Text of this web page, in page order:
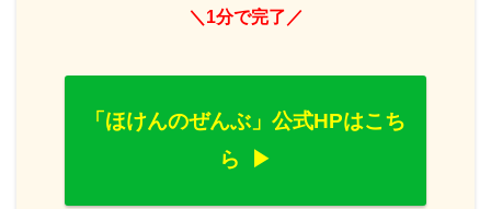
＼1分で完了／
「ほけんのぜんぶ」公式HPはこち
ら